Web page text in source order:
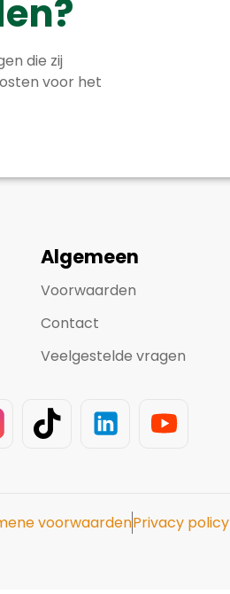
die zij
voor het
Algemeen
Voorwaarden
Contact
Veelgestelde vragen
voorwaardenPrivacy policy